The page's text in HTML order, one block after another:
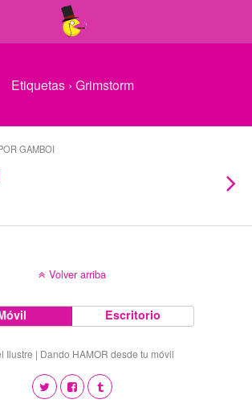
Etiquetas › Grimstorm
GAMBOI
Volver arriba
Escritorio
Ilustre | Dando HAMOR desde tu móvil